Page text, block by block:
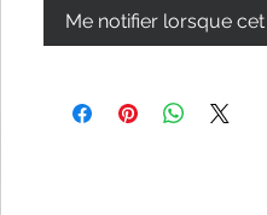
Me notifier lorsque